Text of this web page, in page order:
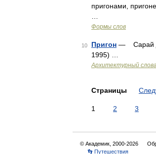
пригонами,
Формы слов
10 Пригон — Сарай
1995) …
Архитектурный
Страницы
1 2 3
© Академик, 2000-2026
👣 Путешествия